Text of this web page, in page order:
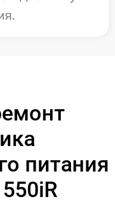
питания